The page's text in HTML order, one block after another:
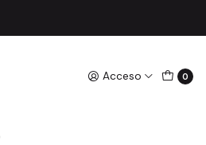
Acceso 0